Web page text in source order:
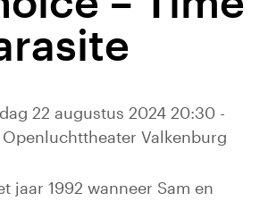
22 augustus 2024 20:30 -
Valkenburg
jaar 1992 wanneer Sam en